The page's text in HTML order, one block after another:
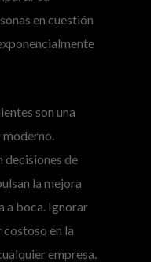
en cuestión
son una
decisiones de
la mejora
a boca. Ignorar
en la
empresa.